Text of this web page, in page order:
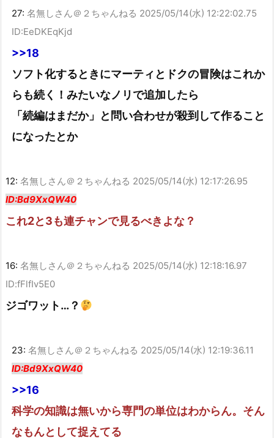
27: 名無しさん＠２ちゃんねる 2025/05/14(水) 12:22:02.75
ID:EeDKEqKjd
>>18
ソフト化するときにマーティとドクの冒険はこれか
らも続く！みたいなノリで追加したら
「続編はまだか」と問い合わせが殺到して作ること
になったとか
12: 名無しさん＠２ちゃんねる 2025/05/14(水) 12:17:26.95
ID:Bd9XxQW40
これ2と3も連チャンで見るべきよな？
16: 名無しさん＠２ちゃんねる 2025/05/14(水) 12:18:16.97
ID:fFlfIv5E0
ジゴワット…？
23: 名無しさん＠２ちゃんねる 2025/05/14(水) 12:19:36.11
ID:Bd9XxQW40
>>16
科学の知識は無いから専門の単位はわからん。そん
なもんとして捉えてる